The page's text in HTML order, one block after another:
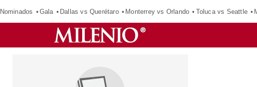
Nominados Gala Dallas vs Querétaro Monterrey vs Orlando Toluca vs Seattle